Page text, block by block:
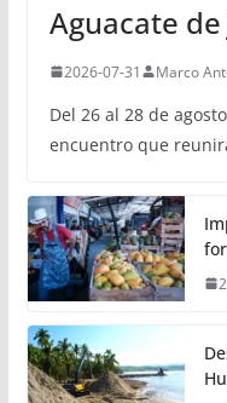
Aguacate de
2026-07-31 Marco
Del 26 al 28 de
encuentro que